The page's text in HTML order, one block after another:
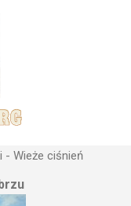
- Wieże ciśnień